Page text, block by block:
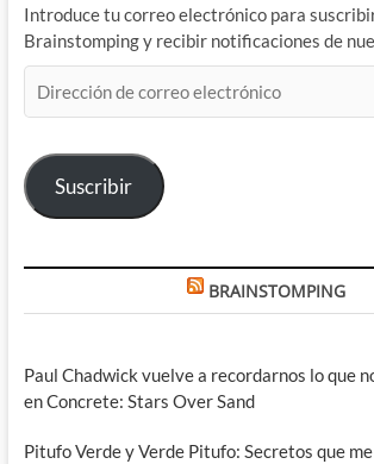
Introduce tu correo electrónico para
Brainstomping y recibir notificaciones de
de
electrónico
Suscribir
BRAINSTOMPING
Paul Chadwick vuelve a recordarnos lo que
en Concrete: Stars Over Sand
Pitufo Verde y Verde Pitufo: Secretos que